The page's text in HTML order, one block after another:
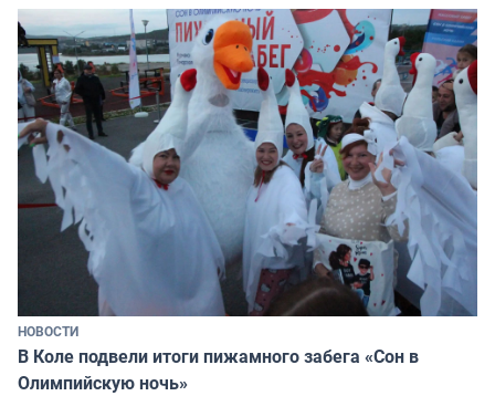
НОВОСТИ
В Коле подвели итоги пижамного забега «Сон в
Олимпийскую ночь»